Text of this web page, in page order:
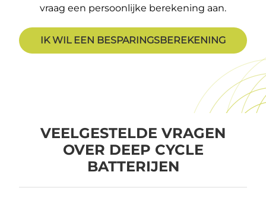
vraag een persoonlijke berekening aan.
IK WIL EEN BESPARINGSBEREKENING
VEELGESTELDE VRAGEN
OVER DEEP CYCLE
BATTERIJEN